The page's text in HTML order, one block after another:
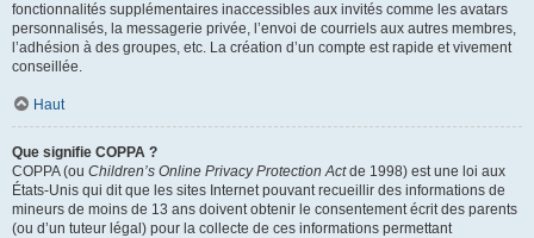
fonctionnalités supplémentaires inaccessibles aux invités comme les avatars
personnalisés, la messagerie privée, l’envoi de courriels aux autres membres,
l’adhésion à des groupes, etc. La création d’un compte est rapide et vivement
conseillée.
Haut
Que signifie COPPA ?
COPPA (ou Children’s Online Privacy Protection Actde 1998) est une loi aux
États-Unis qui dit que les sites Internet pouvant recueillir des informations de
mineurs de moins de 13 ans doivent obtenir le consentement écrit des parents
(ou d’un tuteur légal) pour la collecte de ces informations permettant